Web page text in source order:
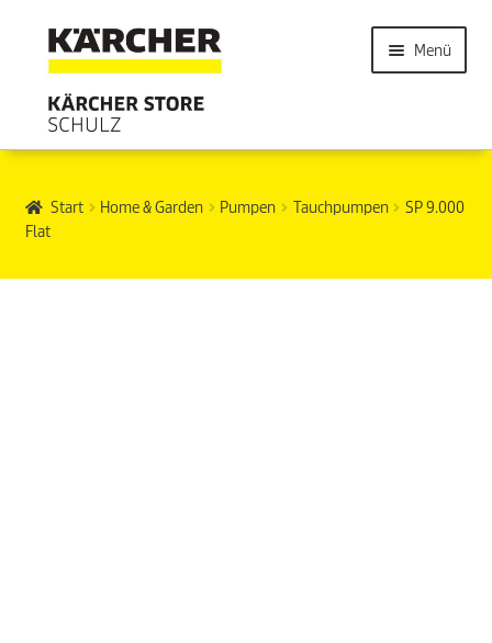
Menü
Start Home & Garden Pumpen Tauchpumpen
SP 9.000
Flat